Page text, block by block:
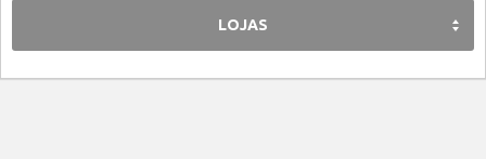
LOJAS